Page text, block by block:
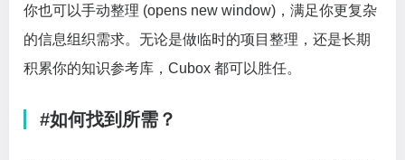
你也可以手动整理 (opens new window)，满足你更复杂
的信息组织需求。无论是做临时的项目整理，还是长期
积累你的知识参考库，Cubox 都可以胜任。
#如何找到所需？